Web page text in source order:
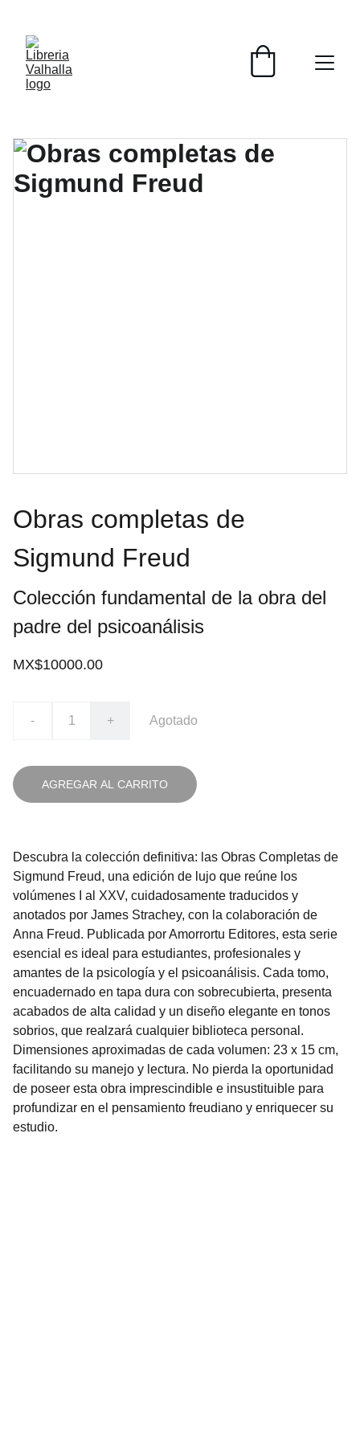
Obras completas de
Sigmund Freud
Colección fundamental de la obra del
padre del psicoanálisis
MX$10000.00
- + Agotado
AGREGAR AL CARRITO
Descubra la colección definitiva: las Obras Completas de
Sigmund Freud, una edición de lujo que reúne los
volúmenes I al XXV, cuidadosamente traducidos y
anotados por James Strachey, con la colaboración de
Anna Freud. Publicada por Amorrortu Editores, esta serie
esencial es ideal para estudiantes, profesionales y
amantes de la psicología y el psicoanálisis. Cada tomo,
encuadernado en tapa dura con sobrecubierta, presenta
acabados de alta calidad y un diseño elegante en tonos
sobrios, que realzará cualquier biblioteca personal.
Dimensiones aproximadas de cada volumen: 23 x 15 cm,
facilitando su manejo y lectura. No pierda la oportunidad
de poseer esta obra imprescindible e insustituible para
profundizar en el pensamiento freudiano y enriquecer su
estudio.